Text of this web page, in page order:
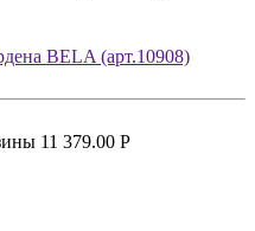
BELA (арт.10908)
11 379.00 Р